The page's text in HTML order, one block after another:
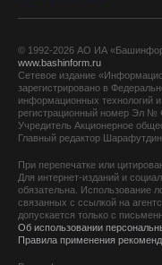
© 1992-2026 АО ИА
www.bashinform.ru
Сетевое издание
зарегистрировано в
информационных технологий
регистрационный номер Эл №
Учредитель Акционерное
Главный редактор
При перепечатке или
Для интернет-изданий и
обязательна. Использование
связанных с ссылкой на
допускается только с
Об использовании
Правила применения